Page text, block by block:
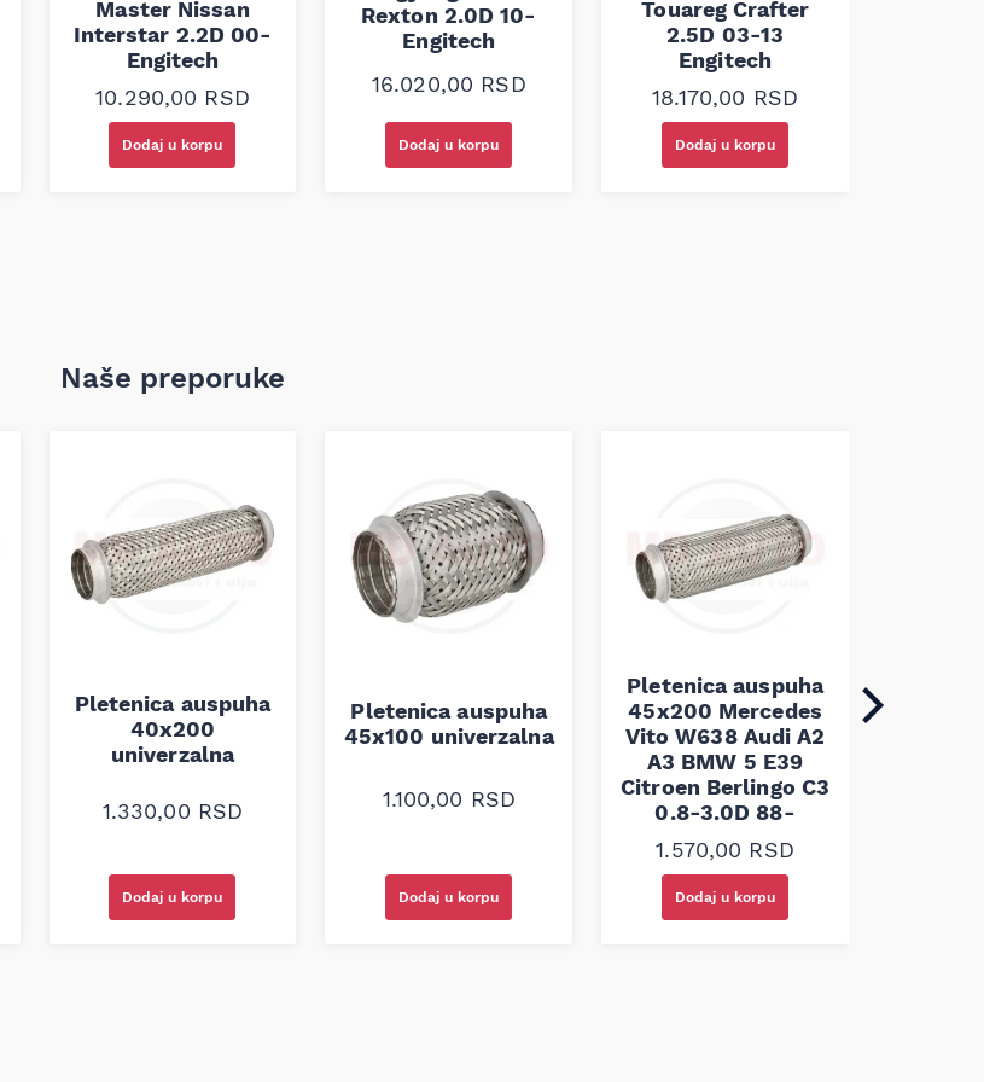
Master Nissan
Interstar 2.2D 00-
Engitech
10.290,00 RSD
Dodaj u korpu
Rexton 2.0D 10-
Engitech
16.020,00 RSD
Dodaj u korpu
Touareg Crafter
2.5D 03-13
Engitech
18.170,00 RSD
Dodaj u korpu
Naše preporuke
Pletenica auspuha
40x200
univerzalna
1.330,00 RSD
Dodaj u korpu
Pletenica auspuha
45x100 univerzalna
1.100,00 RSD
Dodaj u korpu
Pletenica auspuha
45x200 Mercedes
Vito W638 Audi A2
A3 BMW 5 E39
Citroen Berlingo C3
0.8-3.0D 88-
1.570,00 RSD
Dodaj u korpu